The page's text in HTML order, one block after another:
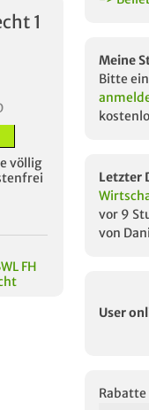
1
völlig
FH
Meine
Bitte
Letzter
vor 9
von
User